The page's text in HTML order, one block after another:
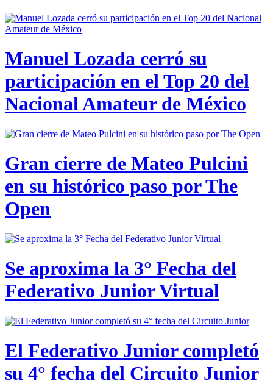
Manuel Lozada cerró su
participación en el Top 20 del
Nacional Amateur de México
Gran cierre de Mateo Pulcini
en su histórico paso por The
Open
Se aproxima la 3° Fecha del
Federativo Junior Virtual
El Federativo Junior completó
su 4° fecha del Circuito Junior